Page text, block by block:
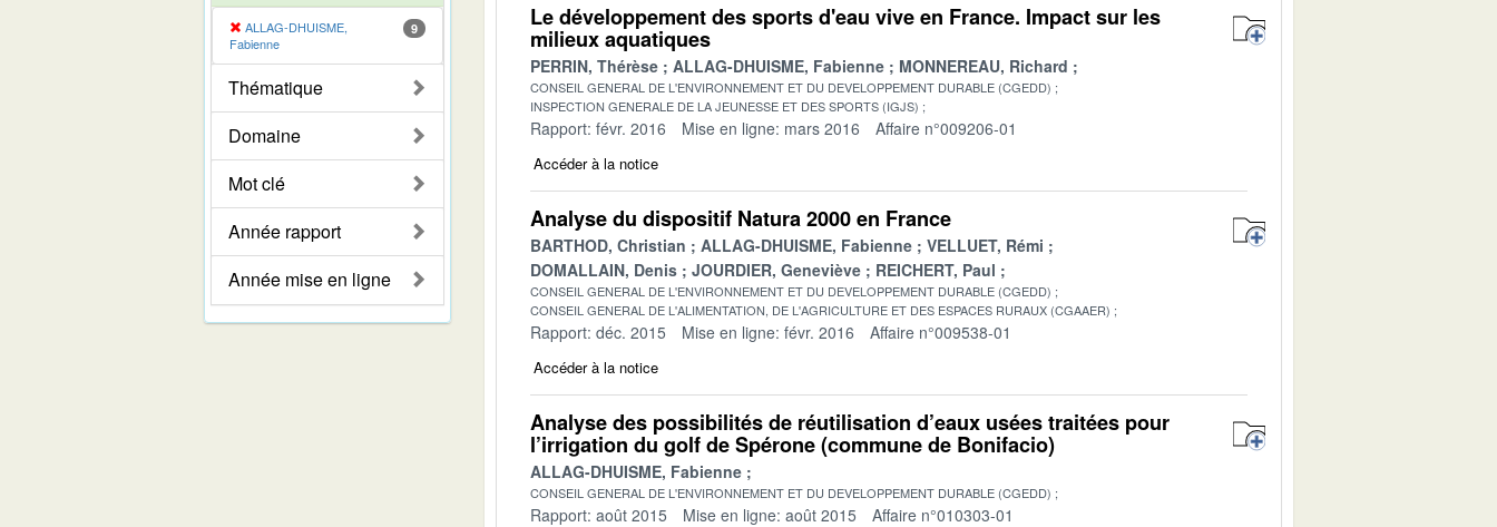
ALLAG-DHUISME,
Fabienne
9
Thématique
Domaine
Mot clé
Année rapport
Année mise en ligne
Le développement des sports d'eau vive en France. Impact sur les
milieux aquatiques
PERRIN, Thérèse ALLAG-DHUISME, Fabienne MONNEREAU, Richard
CONSEIL GENERAL DE L'ENVIRONNEMENT ET DU DEVELOPPEMENT DURABLE (CGEDD)
INSPECTION GENERALE DE LA JEUNESSE ET DES SPORTS (IGJS)
Rapport: févr. 2016 Mise en ligne: mars 2016 Affaire n°009206-01
Accéder à la notice
Analyse du dispositif Natura 2000 en France
BARTHOD, Christian ALLAG-DHUISME, Fabienne
VELLUET, Rémi
DOMALLAIN, Denis
JOURDIER, Geneviève REICHERT, Paul
CONSEIL GENERAL DE L'ENVIRONNEMENT ET DU DEVELOPPEMENT DURABLE (CGEDD)
CONSEIL GENERAL DE L'ALIMENTATION, DE L'AGRICULTURE ET DES ESPACES RURAUX (CGAAER)
Rapport: déc. 2015 Mise en ligne: févr. 2016 Affaire n°009538-01
Accéder à la notice
Analyse des possibilités de réutilisation d’eaux usées traitées pour
l’irrigation du golf de Spérone (commune de Bonifacio)
ALLAG-DHUISME, Fabienne
CONSEIL GENERAL DE L'ENVIRONNEMENT ET DU DEVELOPPEMENT DURABLE (CGEDD)
Rapport: août 2015 Mise en ligne: août 2015 Affaire n°010303-01